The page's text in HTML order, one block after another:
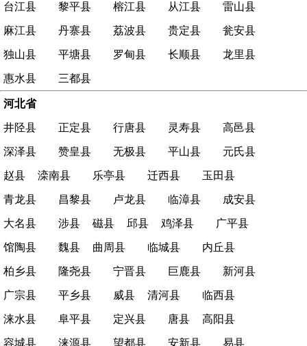
台江县 黎平县 榕江县 从江县 雷山县
麻江县 丹寨县 荔波县 贵定县 瓮安县
独山县 平塘县 罗甸县 长顺县 龙里县
惠水县 三都县
河北省
井陉县 正定县 行唐县 灵寿县 高邑县
深泽县 赞皇县 无极县 平山县 元氏县
赵县 滦南县 乐亭县 迁西县 玉田县
青龙县 昌黎县 卢龙县 临漳县 成安县
大名县 涉县 磁县 邱县 鸡泽县 广平县
馆陶县 魏县 曲周县 临城县 内丘县
柏乡县 隆尧县 宁晋县 巨鹿县 新河县
广宗县 平乡县 威县 清河县 临西县
涞水县 阜平县 定兴县 唐县 高阳县
容城县 涞源县 望都县 安新县 易县